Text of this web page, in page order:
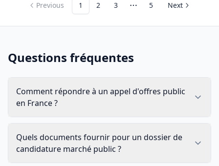
Previous 1 2 3 More pages
5 Next
Questions fréquentes
Comment répondre à un appel d'offres public
en France ?
Quels documents fournir pour un dossier de
candidature marché public ?